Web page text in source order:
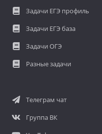
Задачи ЕГЭ профиль
Задачи ЕГЭ база
Задачи ОГЭ
Разные задачи
Телеграм чат
Группа ВК